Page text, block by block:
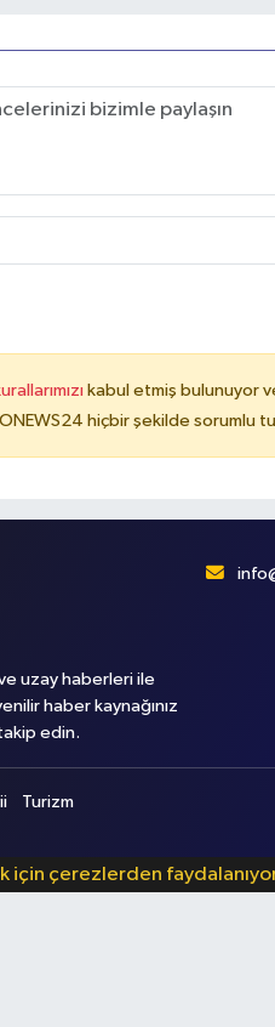
kabul etmiş bulunuyor
hiçbir şekilde sorumlu
ve uzay haberleri ile
haber kaynağınız
edin.
Turizm
için çerezlerden